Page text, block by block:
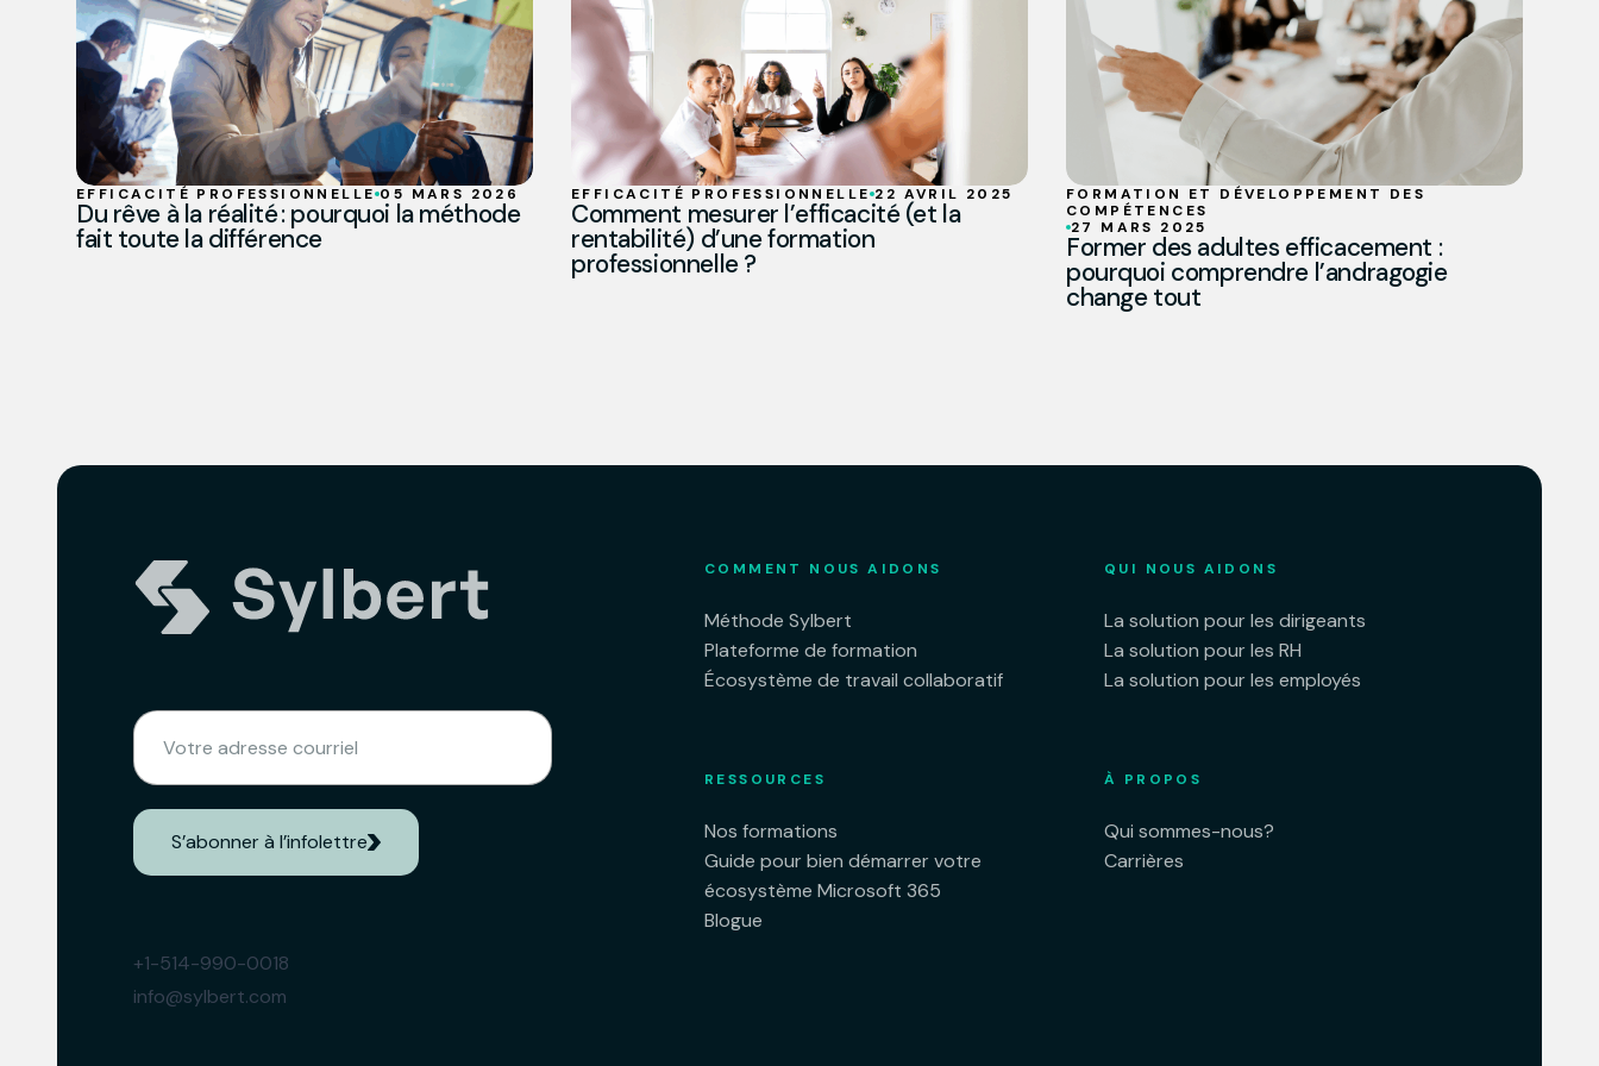
EFFICACITÉ PROFESSIONNELLE 05 MARS 2026
Du rêve à la réalité : pourquoi la méthode
fait toute la différence
EFFICACITÉ PROFESSIONNELLE 22 AVRIL 2025
Comment mesurer l’efficacité (et la
rentabilité) d’une formation
professionnelle ?
FORMATION ET DÉVELOPPEMENT DES
COMPÉTENCES
27 MARS 2025
Former des adultes efficacement :
pourquoi comprendre l’andragogie
change tout
EMAIL(NÉCESSAIRE)
S’abonner à l’infolettre
+1-514-990-0018
info@sylbert.com
COMMENT NOUS AIDONS
Méthode Sylbert
Plateforme de formation
Écosystème de travail collaboratif
QUI NOUS AIDONS
La solution pour les dirigeants
La solution pour les RH
La solution pour les employés
RESSOURCES
Nos formations
Guide pour bien démarrer votre
écosystème Microsoft 365
Blogue
À PROPOS
Qui sommes-nous?
Carrières